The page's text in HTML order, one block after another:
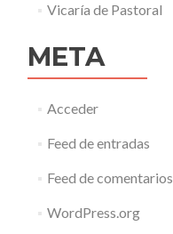
Vicaría de Pastoral
META
Acceder
Feed de entradas
Feed de comentarios
WordPress.org